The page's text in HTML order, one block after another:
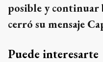
posible y continuar
cerró su mensaje
Puede interesarte